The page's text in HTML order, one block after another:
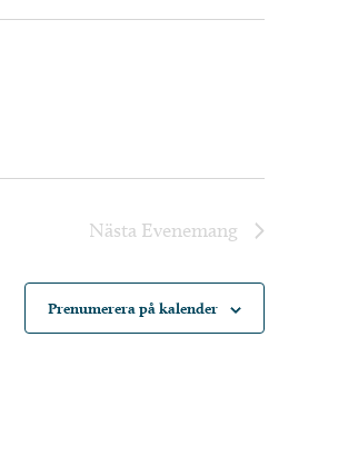
Nästa Evenemang
Prenumerera på kalender